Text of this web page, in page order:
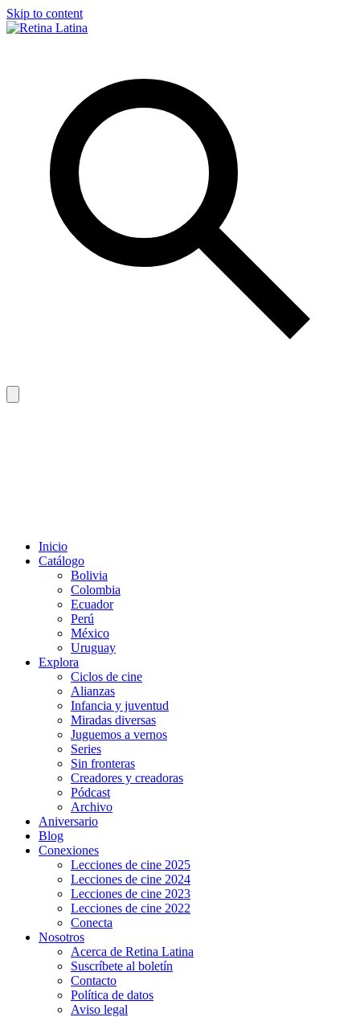
Skip to content
Inicio
Catálogo
Bolivia
Colombia
Ecuador
Perú
México
Uruguay
Explora
Ciclos de cine
Alianzas
Infancia y juventud
Miradas diversas
Juguemos a vernos
Series
Sin fronteras
Creadores y creadoras
Pódcast
Archivo
Aniversario
Blog
Conexiones
Lecciones de cine 2025
Lecciones de cine 2024
Lecciones de cine 2023
Lecciones de cine 2022
Conecta
Nosotros
Acerca de Retina Latina
Suscríbete al boletín
Contacto
Política de datos
Aviso legal